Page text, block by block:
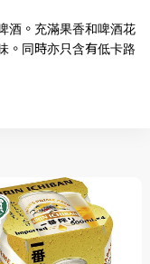
酒。充滿果香和啤酒花
。同時亦只含有低卡路